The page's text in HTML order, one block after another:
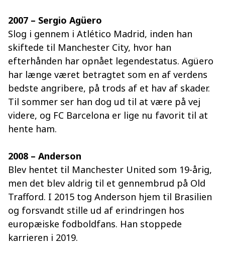
2007 – Sergio Agüero
Slog i gennem i Atlético Madrid, inden han
skiftede til Manchester City, hvor han
efterhånden har opnået legendestatus. Agüero
har længe været betragtet som en af verdens
bedste angribere, på trods af et hav af skader.
Til sommer ser han dog ud til at være på vej
videre, og FC Barcelona er lige nu favorit til at
hente ham.
2008 – Anderson
Blev hentet til Manchester United som 19-årig,
men det blev aldrig til et gennembrud på Old
Trafford. I 2015 tog Anderson hjem til Brasilien
og forsvandt stille ud af erindringen hos
europæiske fodboldfans. Han stoppede
karrieren i 2019.